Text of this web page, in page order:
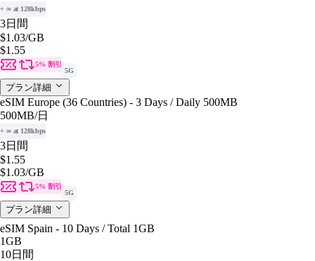
+ ∞ at 128kbps
3日間
$1.03/GB
$1.55
5% 割引
5G
プラン詳細
eSIM Europe (36 Countries) - 3 Days / Daily 500MB
500MB/日
+ ∞ at 128kbps
3日間
$1.55
$1.03/GB
5% 割引
5G
プラン詳細
eSIM Spain - 10 Days / Total 1GB
1GB
10日間